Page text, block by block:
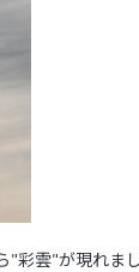
彩雲"が現れま